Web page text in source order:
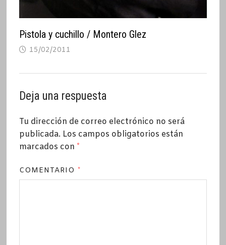
Pistola y cuchillo / Montero Glez
15/02/2011
Deja una respuesta
Tu dirección de correo electrónico no será
publicada. Los campos obligatorios están
marcados con *
COMENTARIO *